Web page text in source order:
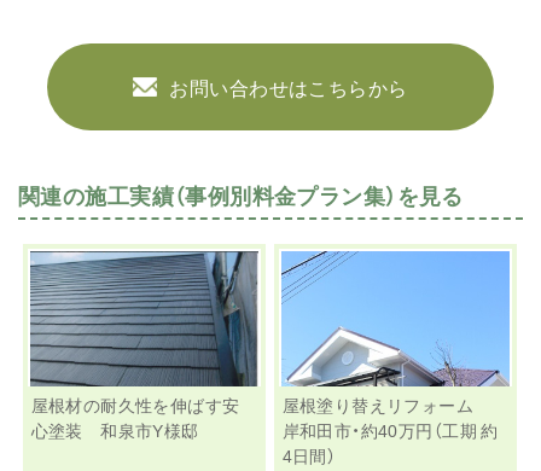
お問い合わせはこちらから
関連の施工実績（事例別料金プラン集）を見る
屋根材の耐久性を伸ばす安
心塗装 和泉市Y様邸
屋根塗り替えリフォーム
岸和田市・約40万円（工期 約
4日間）